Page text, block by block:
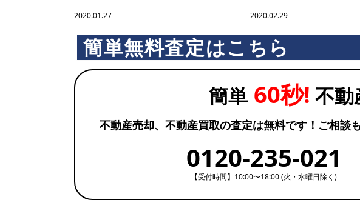
2020.01.27 2020.02.29
簡単無料査定はこちら
簡単60秒! 不動
不動産売却、不動産買取の査定は無料です！ご相談
0120-235-021
【受付時間】10:00〜18:00 (火・水曜日除く)